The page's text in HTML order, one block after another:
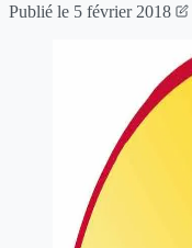
Publié le 5 février 2018